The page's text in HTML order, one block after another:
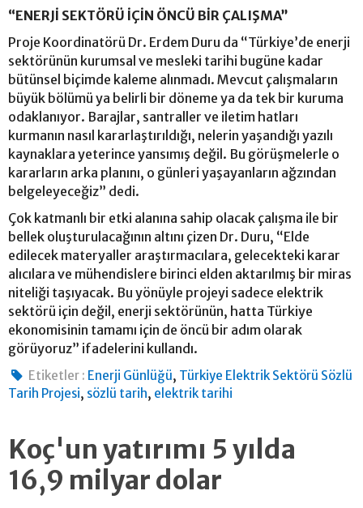
“ENERJİ SEKTÖRÜ İÇİN ÖNCÜ BİR ÇALIŞMA”
Proje Koordinatörü Dr. Erdem Duru da “Türkiye’de enerji
sektörünün kurumsal ve mesleki tarihi bugüne kadar
bütünsel biçimde kaleme alınmadı. Mevcut çalışmaların
büyük bölümü ya belirli bir döneme ya da tek bir kuruma
odaklanıyor. Barajlar, santraller ve iletim hatları
kurmanın nasıl kararlaştırıldığı, nelerin yaşandığı yazılı
kaynaklara yeterince yansımış değil. Bu görüşmelerle o
kararların arka planını, o günleri yaşayanların ağzından
belgeleyeceğiz” dedi.
Çok katmanlı bir etki alanına sahip olacak çalışma ile bir
bellek oluşturulacağının altını çizen Dr. Duru, “Elde
edilecek materyaller araştırmacılara, gelecekteki karar
alıcılara ve mühendislere birinci elden aktarılmış bir miras
niteliği taşıyacak. Bu yönüyle projeyi sadece elektrik
sektörü için değil, enerji sektörünün, hatta Türkiye
ekonomisinin tamamı için de öncü bir adım olarak
görüyoruz” ifadelerini kullandı.
Etiketler : Enerji Günlüğü, Türkiye Elektrik Sektörü Sözlü
Tarih Projesi, sözlü tarih, elektrik tarihi
Koç'un yatırımı 5 yılda
16,9 milyar dolar